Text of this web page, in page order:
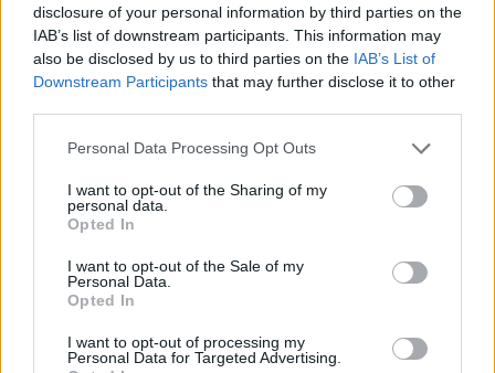
disclosure of your personal information by third parties on the
IAB’s list of downstream participants. This information may
also be disclosed by us to third parties on the IAB’s List of
Downstream Participants that may further disclose it to other
Please note that this website/app uses one or more Google
not limited to your visit or usage behaviour. You may click to
grant or deny consent to Google and its third-party tags to
use your data for below specified purposes in below Google
consent section.
Personal Data Processing Opt Outs
I want to opt-out of the Sharing of my
personal data.
Opted In
I want to opt-out of the Sale of my
Personal Data.
Opted In
I want to opt-out of processing my
Personal Data for Targeted Advertising.
Rita Ora metálos szerelésben
Fotó:Rexfeatures